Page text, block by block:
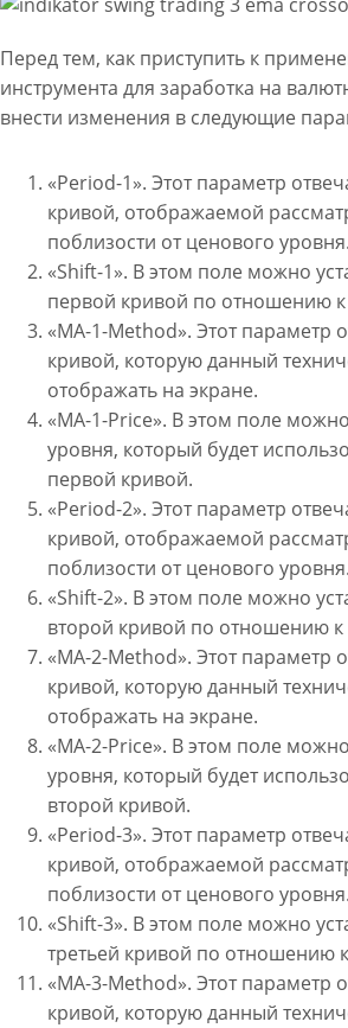
Перед тем, как приступить к
инструмента для заработка на
внести изменения в следующие
«Period-1». Этот параметр
кривой, отображаемой
поблизости от ценового уровня.
«Shift-1». В этом поле можно
первой кривой по отношению
«MA-1-Method». Этот параметр
кривой, которую данный
отображать на экране.
«MA-1-Price». В этом поле
уровня, который будет
первой кривой.
«Period-2». Этот параметр
кривой, отображаемой
поблизости от ценового уровня.
«Shift-2». В этом поле можно
второй кривой по отношению
«MA-2-Method». Этот параметр
кривой, которую данный
отображать на экране.
«MA-2-Price». В этом поле
уровня, который будет
второй кривой.
«Period-3». Этот параметр
кривой, отображаемой
поблизости от ценового уровня.
«Shift-3». В этом поле можно
третьей кривой по отношению
«MA-3-Method». Этот параметр
кривой, которую данный